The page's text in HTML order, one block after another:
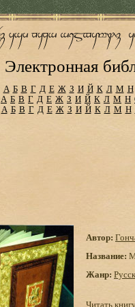
Электронная
А Б В Г Д Е Ж З И Й К Л М Н
А Б В Г Д Е Ж З И Й К Л М Н
А Б В Г Д Е Ж З И Й К Л М Н
Автор:
Название:
Жанр:
Читать